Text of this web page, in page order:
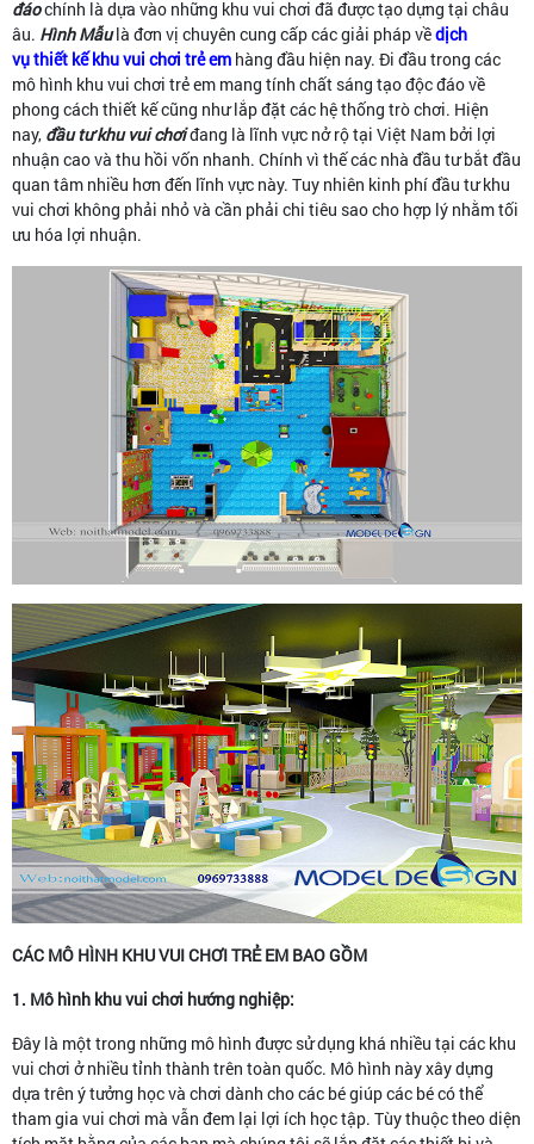
đáochính là dựa vào những khu vui chơi đã được tạo dựng tại châu
âu. Hình Mẫulà đơn vị chuyên cung cấp các giải pháp vềdịch
vụ thiết kế khu vui chơi trẻ em hàng đầu hiện nay. Đi đầu trong các
mô hình khu vui chơi trẻ em mang tính chất sáng tạo độc đáo về
phong cách thiết kế cũng như lắp đặt các hệ thống trò chơi. Hiện
nay, đầu tư khu vui chơiđang là lĩnh vực nở rộ tại Việt Nam bởi lợi
nhuận cao và thu hồi vốn nhanh. Chính vì thế các nhà đầu tư bắt đầu
quan tâm nhiều hơn đến lĩnh vực này. Tuy nhiên kinh phí đầu tư khu
vui chơi không phải nhỏ và cần phải chi tiêu sao cho hợp lý nhằm tối
ưu hóa lợi nhuận.
CÁC MÔ HÌNH KHU VUI CHƠI TRẺ EM BAO GỒM
1. Mô hình khu vui chơi hướng nghiệp:
Đây là một trong những mô hình được sử dụng khá nhiều tại các khu
vui chơi ở nhiều tỉnh thành trên toàn quốc. Mô hình này xây dựng
dựa trên ý tưởng học và chơi dành cho các bé giúp các bé có thể
tham gia vui chơi mà vẫn đem lại lợi ích học tập. Tùy thuộc theo diện